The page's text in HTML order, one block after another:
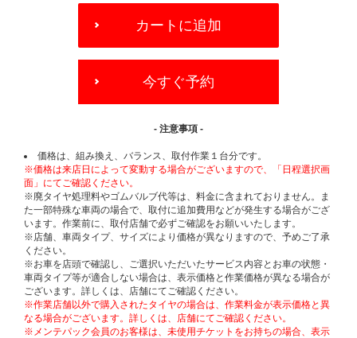
OPTIONS
カートに追加
今すぐ予約
- 注意事項 -
価格は、組み換え、バランス、取付作業１台分です。
※価格は来店日によって変動する場合がございますので、「日程選択画
面」にてご確認ください。
※廃タイヤ処理料やゴムバルブ代等は、料金に含まれておりません。ま
た一部特殊な車両の場合で、取付に追加費用などが発生する場合がござ
います。作業前に、取付店舗で必ずご確認をお願いいたします。
※店舗、車両タイプ、サイズにより価格が異なりますので、予めご了承
ください。
※お車を店頭で確認し、ご選択いただいたサービス内容とお車の状態・
車両タイプ等が適合しない場合は、表示価格と作業価格が異なる場合が
ございます。詳しくは、店舗にてご確認ください。
※作業店舗以外で購入されたタイヤの場合は、作業料金が表示価格と異
なる場合がございます。詳しくは、店舗にてご確認ください。
※メンテパック会員のお客様は、未使用チケットをお持ちの場合、表示